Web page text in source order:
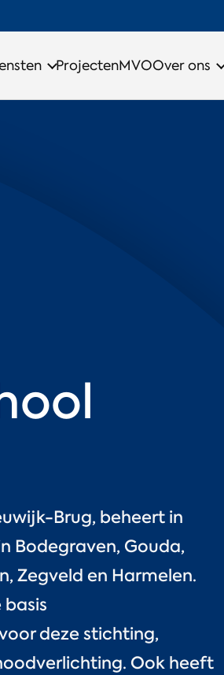
ProjectenMVOOver ons
Brug, beheert in
Bodegraven, Gouda,
Zegveld en Harmelen.
deze stichting,
Ook heeft